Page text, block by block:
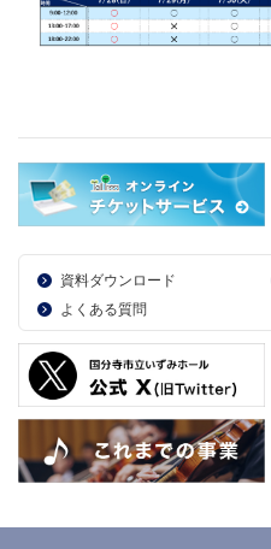
資料ダウンロード
よくある質問